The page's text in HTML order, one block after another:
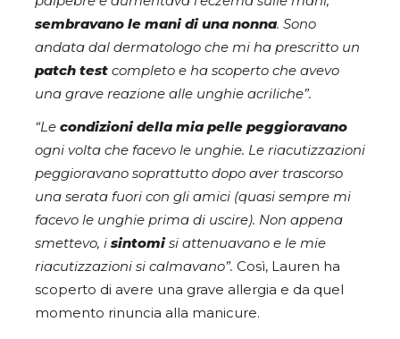
sembravano le mani di una nonna. Sono
andata dal dermatologo che mi ha prescritto un
patch test completo e ha scoperto che avevo
una grave reazione alle unghie acriliche”.
“Le condizioni della mia pelle peggioravano
ogni volta che facevo le unghie. Le riacutizzazioni
peggioravano soprattutto dopo aver trascorso
una serata fuori con gli amici (quasi sempre mi
facevo le unghie prima di uscire). Non appena
smettevo, i sintomisi attenuavano e le mie
riacutizzazioni si calmavano”. Così, Lauren ha
scoperto di avere una grave allergia e da quel
momento rinuncia alla manicure.